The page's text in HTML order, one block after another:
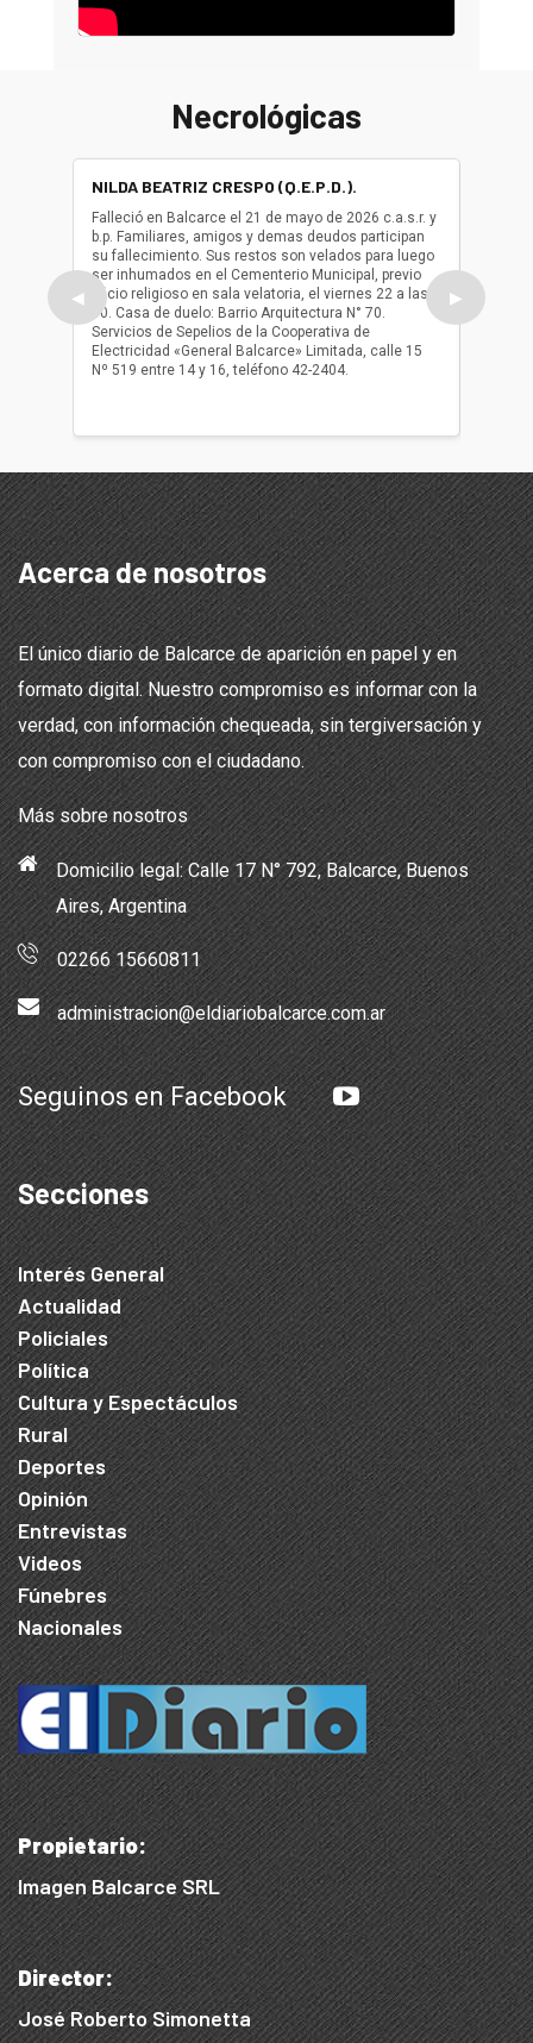
Necrológicas
◀
NILDA BEATRIZ CRESPO (Q.E.P.D.).
Falleció en Balcarce el 21 de mayo de 2026 c.a.s.r. y
b.p. Familiares, amigos y demas deudos participan
su fallecimiento. Sus restos son velados para luego
ser inhumados en el Cementerio Municipal, previo
oficio religioso en sala velatoria, el viernes 22 a las
10. Casa de duelo: Barrio Arquitectura N° 70.
Servicios de Sepelios de la Cooperativa de
Electricidad «General Balcarce» Limitada, calle 15
Nº 519 entre 14 y 16, teléfono 42-2404.
ser
oficio
▶
Acerca de nosotros
El único diario de Balcarce de aparición en papel y en
formato digital. Nuestro compromiso es informar con la
verdad, con información chequeada, sin tergiversación y
con compromiso con el ciudadano.
Más sobre nosotros
Domicilio legal: Calle 17 N° 792, Balcarce, Buenos
Aires, Argentina
02266 15660811
administracion@eldiariobalcarce.com.ar
Seguinos en Facebook
Secciones
Interés General
Actualidad
Policiales
Política
Cultura y Espectáculos
Rural
Deportes
Opinión
Entrevistas
Videos
Fúnebres
Nacionales
Propietario:
Imagen Balcarce SRL
Director:
José Roberto Simonetta